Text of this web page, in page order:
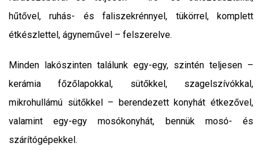
hűtővel, ruhás- és faliszekrénnyel, tükörrel, komplett
étkészlettel, ágyneművel – felszerelve.
Minden lakószinten találunk egy-egy, szintén teljesen –
kerámia főzőlapokkal, sütőkkel, szagelszívókkal,
mikrohullámú sütőkkel – berendezett konyhát étkezővel,
valamint egy-egy mosókonyhát, bennük mosó- és
szárítógépekkel.